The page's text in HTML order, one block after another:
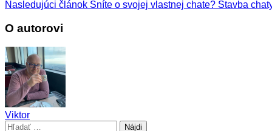
Nasledujúci článok Sníte o svojej vlastnej chate? Stavba
O autorovi
Viktor
Hľadať: